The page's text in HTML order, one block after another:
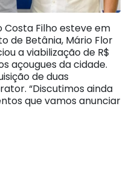
Costa Filho esteve em
de Betânia, Mário Flor
a viabilização de R$
açougues da cidade.
de duas
“Discutimos ainda
que vamos anunciar